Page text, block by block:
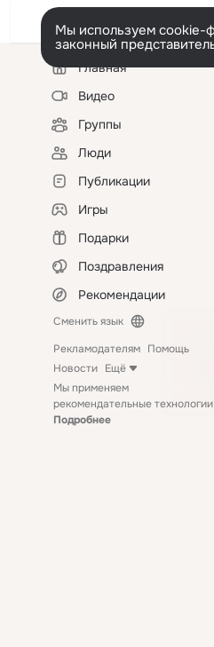
Мы используем cookie-
законный
Левая
колонкаГлавная
Видео
Группы
Люди
Публикации
Игры
Подарки
Поздравления
Рекомендации
Сменить язык
Рекламодателям Помощь
Новости Ещё
Мы применяем
рекомендательные технологии
Подробнее